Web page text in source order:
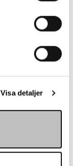
Visa detaljer